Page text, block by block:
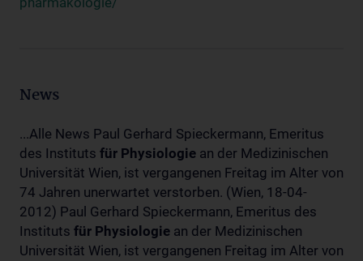
News
...Alle News Paul Gerhard Spieckermann, Emeritus
des Instituts für Physiologie an der Medizinischen
Universität Wien, ist vergangenen Freitag im Alter von
74 Jahren unerwartet verstorben. (Wien, 18-04-
2012) Paul Gerhard Spieckermann, Emeritus des
Instituts für Physiologie an der Medizinischen
Universität Wien, ist vergangenen Freitag im Alter von